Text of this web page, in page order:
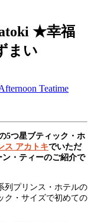
★幸福
まい
Teatime
5つ星ブティック・ホ
ス アカトキでいただ
・ティーのご紹介で
列プリンス・ホテルの
ク・サイズで初めての